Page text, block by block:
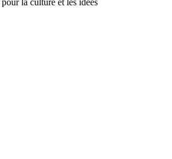
la culture et les idées